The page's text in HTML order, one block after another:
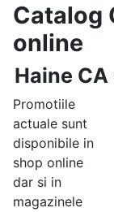
Catalog
online
Haine
Promotiile
actuale sunt
disponibile in
shop online
dar si in
magazinele